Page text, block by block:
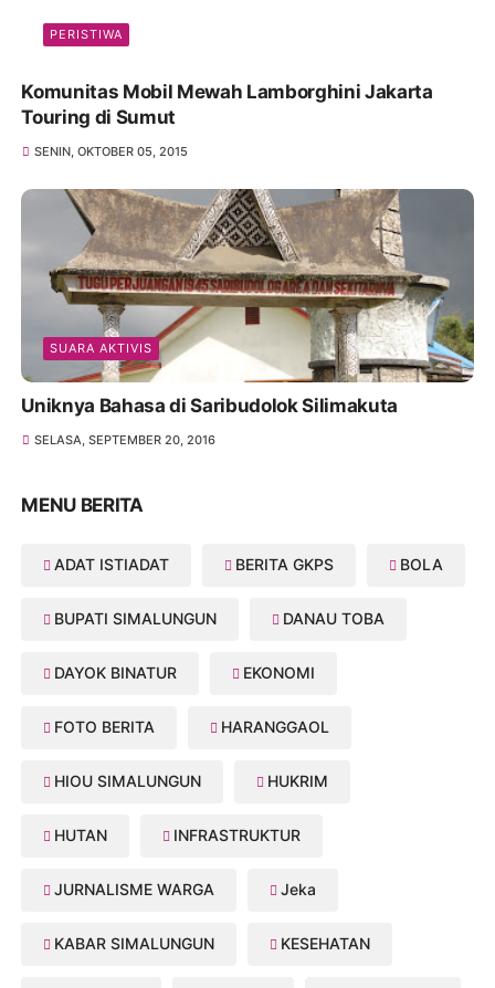
PERISTIWA
Komunitas Mobil Mewah Lamborghini Jakarta
Touring di Sumut
SENIN, OKTOBER 05, 2015
SUARA AKTIVIS
Uniknya Bahasa di Saribudolok Silimakuta
SELASA, SEPTEMBER 20, 2016
MENU BERITA
ADAT ISTIADAT BERITA GKPS BOLA
BUPATI SIMALUNGUN DANAU TOBA
DAYOK BINATUR EKONOMI
FOTO BERITA HARANGGAOL
HIOU SIMALUNGUN HUKRIM
HUTAN INFRASTRUKTUR
JURNALISME WARGA Jeka
KABAR SIMALUNGUN KESEHATAN